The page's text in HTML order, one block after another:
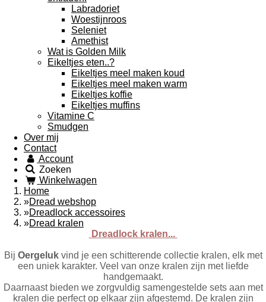
Labradoriet
Woestijnroos
Seleniet
Amethist
Wat is Golden Milk
Eikeltjes eten..?
Eikeltjes meel maken koud
Eikeltjes meel maken warm
Eikeltjes koffie
Eikeltjes muffins
Vitamine C
Smudgen
Over mij
Contact
Account
Zoeken
Winkelwagen
Home
»Dread webshop
»Dreadlock accessoires
»Dread kralen
Dreadlock kralen...
Bij Oergelukvind je een schitterende collectie kralen, elk met
een uniek karakter. Veel van onze kralen zijn met liefde
handgemaakt.
Daarnaast bieden we zorgvuldig samengestelde sets aan met
kralen die perfect op elkaar zijn afgestemd. De kralen zijn